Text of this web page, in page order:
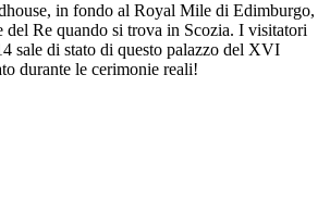
in fondo al Royal Mile di Edimburgo,
del Re quando si trova in Scozia. I visitatori
sale di stato di questo palazzo del XVI
durante le cerimonie reali!